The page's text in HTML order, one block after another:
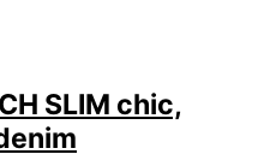
SLIM chic,